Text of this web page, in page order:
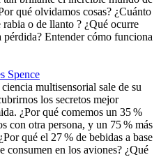
qué olvidamos cosas? ¿Cuánto
o de llanto ? ¿Qué ocurre
pérdida? Entender cómo funciona
Spence
multisensorial sale de su
los secretos mejor
¿Por qué comemos un 35 %
con otra persona, y un 75 % más
qué el 27 % de bebidas a base
consumen en los aviones? ¿Qué